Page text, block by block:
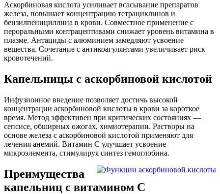
Аскорбиновая кислота усиливает всасывание препаратов
железа, повышает концентрацию тетрациклинов и
бензилпенициллина в крови. Совместное применение с
пероральными контрацептивами снижает уровень витамина в
плазме. Антациды с алюминием замедляют усвоение
вещества. Сочетание с антикоагулянтами увеличивает риск
кровотечений.
Капельницы с аскорбиновой кислотой
Инфузионное введение позволяет достичь высокой
концентрации аскорбиновой кислоты в крови за короткое
время. Метод эффективен при критических состояниях —
сепсисе, обширных ожогах, химиотерапии. Растворы на
основе железа с аскорбиновой кислотой применяют для
лечения анемий. Витамин С улучшает усвоение
микроэлемента, стимулируя синтез гемоглобина.
Преимущества
капельниц с витамином С